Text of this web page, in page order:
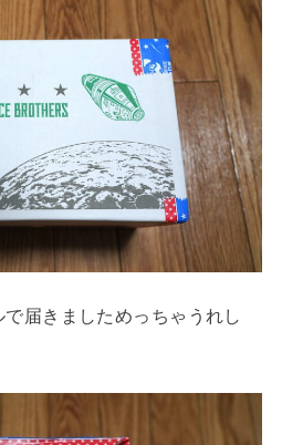
届きましためっちゃうれし